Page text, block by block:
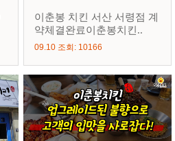
이춘봉 치킨 서산 서령점 계
약체결완료이춘봉치킨..
09.10 조회: 10166